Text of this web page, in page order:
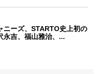
ニーズ、STARTO史上初の
永吉、福山雅治、...